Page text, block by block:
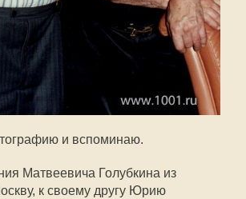
и вспоминаю.
Матвеевича Голубкина из
к своему другу Юрию